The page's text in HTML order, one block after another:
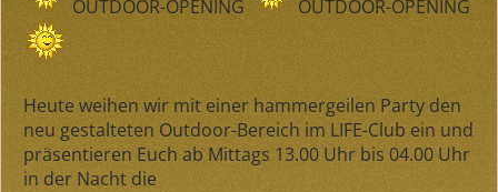
OUTDOOR-OPENING OUTDOOR-OPENING
Heute weihen wir mit einer hammergeilen Party den
neu gestalteten Outdoor-Bereich im LIFE-Club ein und
präsentieren Euch ab Mittags 13.00 Uhr bis 04.00 Uhr
in der Nacht die